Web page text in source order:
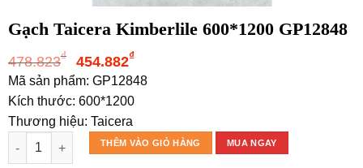
Gạch Taicera Kimberlile 600*1200 GP12848
478.823₫
Giá
gốc
là:
478.823₫.
454.882₫Giá
hiện
tại
454.882₫.
Mã sản phẩm: GP12848
Kích thước: 600*1200
Thương hiệu: Taicera
Gạch Taicera Kimberlile 600*1200 GP12848 số lượng
THÊM VÀO GIỎ HÀNG MUA NGAY